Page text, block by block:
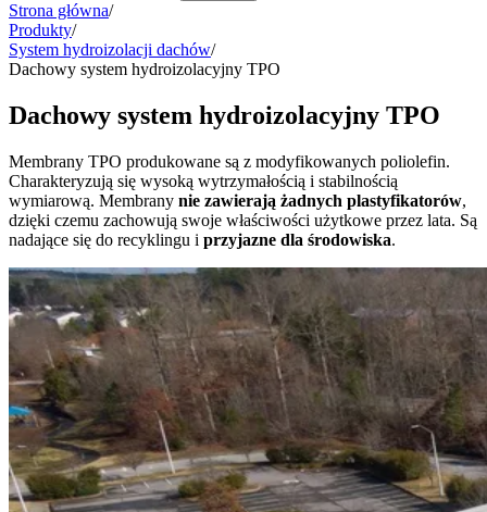
Strona główna/
Produkty/
System hydroizolacji dachów/
Dachowy system hydroizolacyjny TPO
Dachowy system hydroizolacyjny TPO
Membrany TPO produkowane są z modyfikowanych poliolefin.
Charakteryzują się wysoką wytrzymałością i stabilnością
wymiarową. Membrany nie zawierają żadnych plastyfikatorów,
dzięki czemu zachowują swoje właściwości użytkowe przez lata. Są
nadające się do recyklingu i przyjazne dla środowiska.